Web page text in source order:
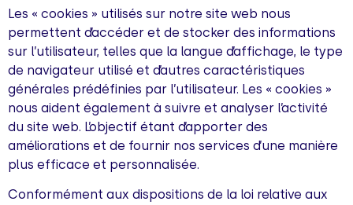
Les « cookies » utilisés sur notre site web nous
permettent d’accéder et de stocker des informations
sur l’utilisateur, telles que la langue d’affichage, le type
de navigateur utilisé et d’autres caractéristiques
générales prédéfinies par l’utilisateur. Les « cookies »
nous aident également à suivre et analyser l’activité
du site web. L’objectif étant d’apporter des
améliorations et de fournir nos services d’une manière
plus efficace et personnalisée.
Conformément aux dispositions de la loi relative aux